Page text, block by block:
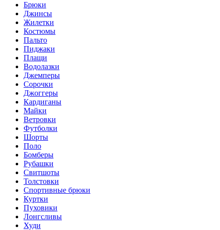
Брюки
Джинсы
Жилетки
Костюмы
Пальто
Пиджаки
Плащи
Водолазки
Джемперы
Сорочки
Джоггеры
Кардиганы
Майки
Ветровки
Футболки
Шорты
Поло
Бомберы
Рубашки
Свитшоты
Толстовки
Спортивные брюки
Куртки
Пуховики
Лонгсливы
Худи